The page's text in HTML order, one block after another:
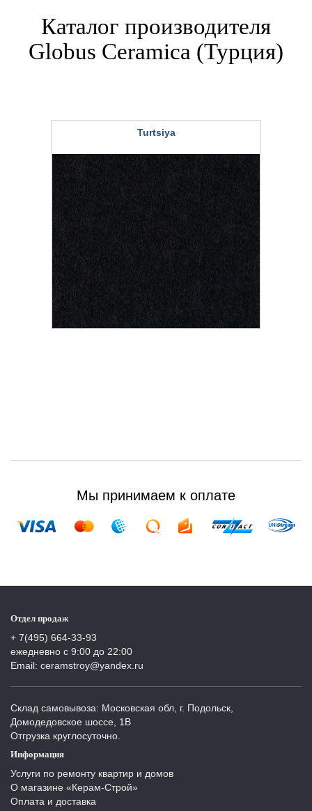
Каталог производителя
Globus Ceramica (Турция)
Turtsiya
Мы принимаем к оплате
Отдел продаж
+ 7(495) 664-33-93
ежедневно с 9:00 до 22:00
Email: ceramstroy@yandex.ru
Склад самовывоза: Московская обл, г. Подольск,
Домодедовское шоссе, 1В
Отгрузка круглосуточно.
Информация
Услуги по ремонту квартир и домов
О магазине «Керам-Строй»
Оплата и доставка